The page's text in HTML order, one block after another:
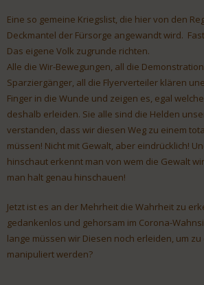
Eine so gemeine Kriegslist, die hier von den
Deckmantel der Fürsorge angewandt wird.
Das eigene Volk zugrunde richten.
Alle die Wir-Bewegungen, all die
Sparziergänger, all die Flyerverteiler klären
Finger in die Wunde und zeigen es, egal
deshalb erleiden. Sie alle sind die Helden
verstanden, dass wir diesen Weg zu einem
müssen! Nicht mit Gewalt, aber eindrücklich!
hinschaut erkennt man von wem die Gewalt
man halt genau hinschauen!
Jetzt ist es an der Mehrheit die Wahrheit zu
gedankenlos und gehorsam im Corona-
lange müssen wir Diesen noch erleiden, um
manipuliert werden?